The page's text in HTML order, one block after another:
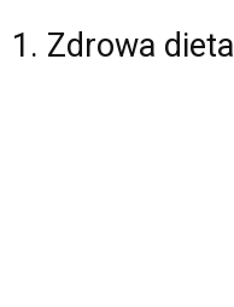
1. Zdrowa dieta